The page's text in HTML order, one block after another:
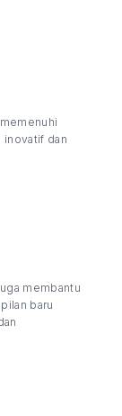
inovatif dan
membantu
baru